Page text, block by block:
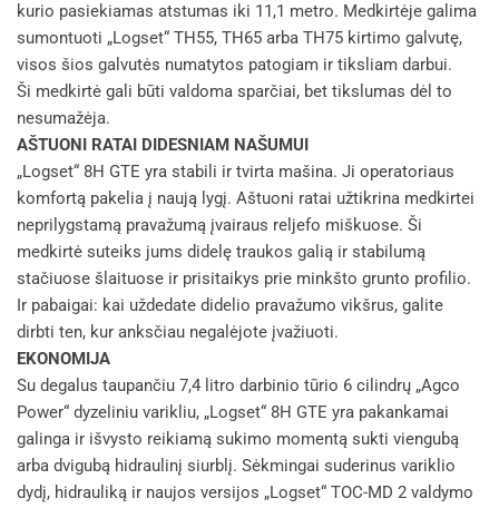
kurio pasiekiamas atstumas iki 11,1 metro. Medkirtėje galima
sumontuoti „Logset“ TH55, TH65 arba TH75 kirtimo galvutę,
visos šios galvutės numatytos patogiam ir tiksliam darbui.
Ši medkirtė gali būti valdoma sparčiai, bet tikslumas dėl to
nesumažėja.
AŠTUONI RATAI DIDESNIAM NAŠUMUI
„Logset“ 8H GTE yra stabili ir tvirta mašina. Ji operatoriaus
komfortą pakelia į naują lygį. Aštuoni ratai užtikrina medkirtei
neprilygstamą pravažumą įvairaus reljefo miškuose. Ši
medkirtė suteiks jums didelę traukos galią ir stabilumą
stačiuose šlaituose ir prisitaikys prie minkšto grunto profilio.
Ir pabaigai: kai uždedate didelio pravažumo vikšrus, galite
dirbti ten, kur anksčiau negalėjote įvažiuoti.
EKONOMIJA
Su degalus taupančiu 7,4 litro darbinio tūrio 6 cilindrų „Agco
Power“ dyzeliniu varikliu, „Logset“ 8H GTE yra pakankamai
galinga ir išvysto reikiamą sukimo momentą sukti viengubą
arba dvigubą hidraulinį siurblį. Sėkmingai suderinus variklio
dydį, hidrauliką ir naujos versijos „Logset“ TOC-MD 2 valdymo